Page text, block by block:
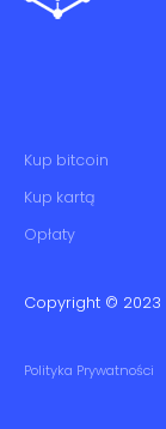
Kup bitcoin
Kup kartą
Opłaty
Copyright © 2023
Polityka Prywatności